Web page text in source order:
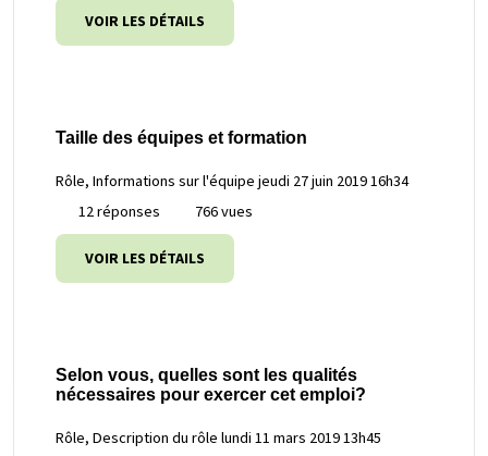
VOIR LES DÉTAILS
Taille des équipes et formation
Rôle, Informations sur l'équipe jeudi 27 juin 2019 16h34
12 réponses
766 vues
VOIR LES DÉTAILS
Selon vous, quelles sont les qualités
nécessaires pour exercer cet emploi?
Rôle, Description du rôle lundi 11 mars 2019 13h45